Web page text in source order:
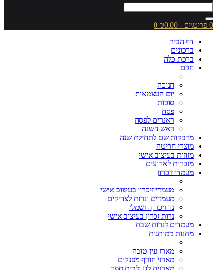
0 פריט\ים - ₪0.00
0
דף הבית
ברכונים
ברכת כלה
חגים
חנוכה
יום העצמאות
סוכות
פסח
ראנרים לפסח
ראש השנה
מדבקות שם לתחילת שנה
מוצרי חריטה
מזוזות בעיצוב אישי
מזכרות לארועים
מעמדי זיכרון
מעמדי זיכרון בעיצוב אישי
מעמדים ונרות לצדיקים
נר זיכרון חשמלי
נרות זכרון בעיצוב אישי
מעמדים לנרות שבת
מתנות ממותגות
מארז עין טובה
מארזי חורף מפנקים
מארזים לגן ולבית ספר